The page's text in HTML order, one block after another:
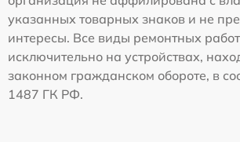
указанных товарных знаков и не
интересы. Все виды ремонтных
исключительно на устройствах,
законном гражданском обороте, в
1487 ГК РФ.